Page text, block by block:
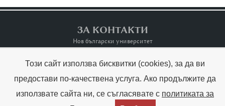
ЗА КОНТАКТИ
Нов български университет
Контакти Terms of Use
Copyright © Raina Kabaivanska & NBU
Този сайт използва бисквитки (cookies), за да ви
предостави по-качествена услуга. Ако продължите да
използвате сайта ни, се съгласявате с политиката за